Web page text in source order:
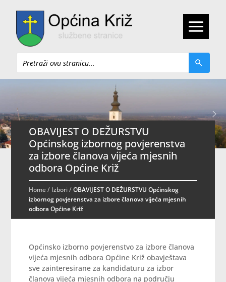
Pretraži
OBAVIJEST O DEŽURSTVU
Općinskog izbornog povjerenstva
za izbore članova vijeća mjesnih
odbora Općine Križ
Home/ Izbori/OBAVIJEST O DEŽURSTVU Općinskog
izbornog povjerenstva za izbore članova vijeća mjesnih
odbora Općine Križ
Općinsko izborno povjerenstvo za izbore članova
vijeća mjesnih odbora Općine Križ obavještava
sve zainteresirane za kandidaturu za izbor
članova vijeća mjesnih odbora na području